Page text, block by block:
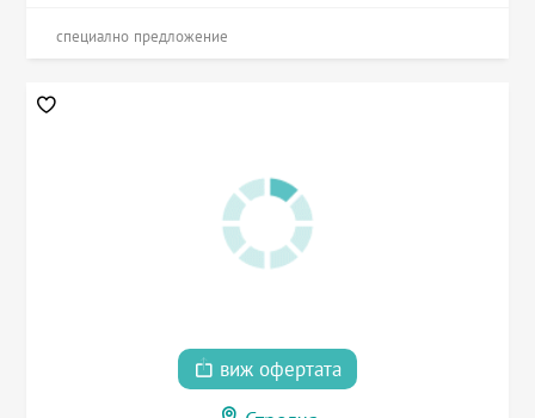
специално предложение
виж офертата